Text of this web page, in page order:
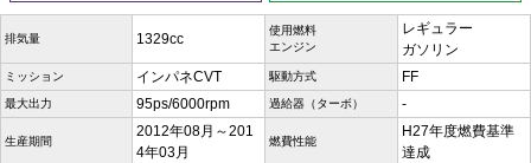
排気量 1329cc
使用燃料
エンジン
レギュラー
ガソリン
ミッション インパネCVT 駆動方式 FF
最大出力 95ps/6000rpm 過給器（ターボ） -
生産期間
2012年08月～201
4年03月
燃費性能
H27年度燃費基準
達成